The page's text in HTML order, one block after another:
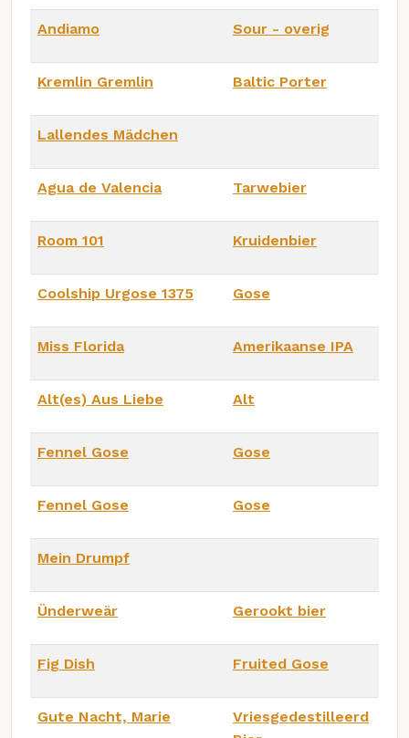
Andiamo Sour - overig
Kremlin Gremlin Baltic Porter
Lallendes Mädchen
Agua de Valencia Tarwebier
Room 101 Kruidenbier
Coolship Urgose 1375 Gose
Miss Florida Amerikaanse IPA
Alt(es) Aus Liebe Alt
Fennel Gose Gose
Fennel Gose Gose
Mein Drumpf
Ünderweär Gerookt bier
Fig Dish Fruited Gose
Gute Nacht, Marie
Vriesgedestilleerd